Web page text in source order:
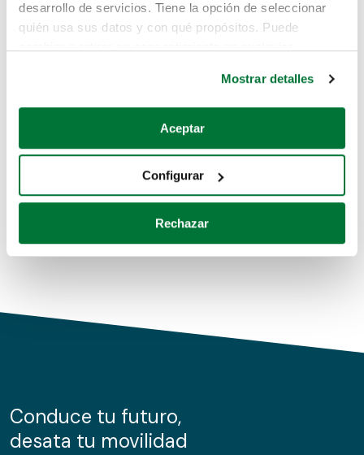
desarrollo de servicios. Tiene la opción de seleccionar
quién usa sus datos y con qué propósitos. Puede
Si lo permite, también quisiéramos:
Recopilar información sobre su ubicación geográfica
Identificar su dispositivo analizándolo activamente
para buscar características específicas (huellas
Obtenga más información sobre cómo se procesan sus
de cookies.
información sobre el uso que haga del sitio web con
nuestros partners de redes sociales, publicidad y análisis
Mostrar detalles
Aceptar
Configurar
Rechazar
Pero puedes encontrar el coche que estás
buscando en alguno de estos enlaces:
Coches de segunda mano
Coches de km0
Conduce tu futuro,
desata tu movilidad